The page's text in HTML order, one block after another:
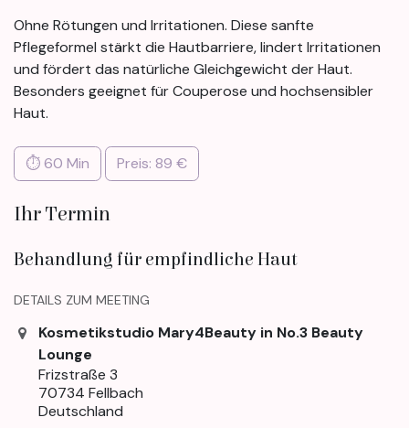
Ohne Rötungen und Irritationen. Diese sanfte
Pflegeformel stärkt die Hautbarriere, lindert Irritationen
und fördert das natürliche Gleichgewicht der Haut.
Besonders geeignet für Couperose und hochsensibler
Haut.
⏱ 60 Min Preis: 89 €
Ihr Termin
Behandlung für empfindliche Haut
DETAILS ZUM MEETING
Kosmetikstudio Mary4Beauty in No.3 Beauty
Lounge
Frizstraße 3
70734 Fellbach
Deutschland